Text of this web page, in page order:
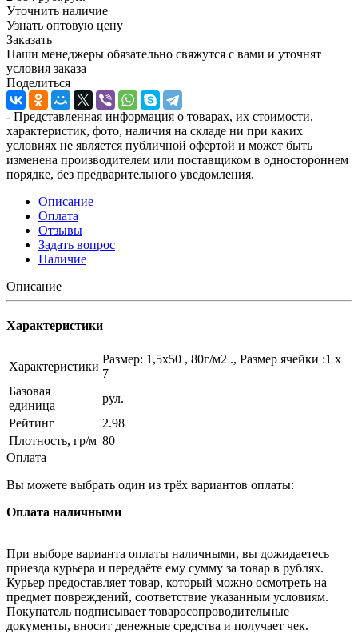
Уточнить наличие
Узнать оптовую цену
Заказать
Наши менеджеры обязательно свяжутся с вами и уточнят
условия заказа
Поделиться
- Представленная информация о товарах, их стоимости,
характеристик, фото, наличия на складе ни при каких
условиях не является публичной офертой и может быть
изменена производителем или поставщиком в одностороннем
порядке, без предварительного уведомления.
Описание
Оплата
Отзывы
Задать вопрос
Наличие
Описание
Характеристики
Характеристики
Размер: 1,5х50 , 80г/м2 ., Размер ячейки :1 x
7
Базовая
единица
рул.
Рейтинг
2.98
Плотность, гр/м 80
Оплата
Вы можете выбрать один из трёх вариантов оплаты:
Оплата наличными
При выборе варианта оплаты наличными, вы дожидаетесь
приезда курьера и передаёте ему сумму за товар в рублях.
Курьер предоставляет товар, который можно осмотреть на
предмет повреждений, соответствие указанным условиям.
Покупатель подписывает товаросопроводительные
документы, вносит денежные средства и получает чек.